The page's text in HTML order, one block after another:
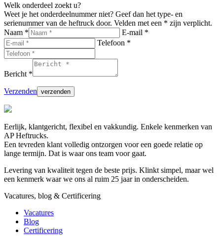
Welk onderdeel zoekt u?
Weet je het onderdeelnummer niet? Geef dan het type- en
serienummer van de heftruck door. Velden met een * zijn verplicht.
Naam *
E-mail *
Telefoon *
Bericht *
Verzenden
Eerlijk, klantgericht, flexibel en vakkundig. Enkele kenmerken van
AP Heftrucks.
Een tevreden klant volledig ontzorgen voor een goede relatie op
lange termijn. Dat is waar ons team voor gaat.
Levering van kwaliteit tegen de beste prijs. Klinkt simpel, maar wel
een kenmerk waar we ons al ruim 25 jaar in onderscheiden.
Vacatures, blog & Certificering
Vacatures
Blog
Certificering